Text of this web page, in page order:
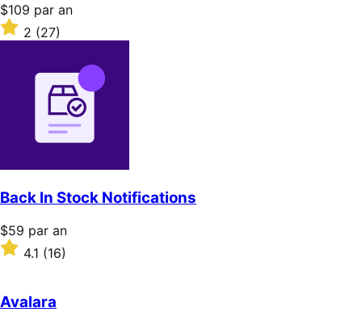
Prix
$109
par
$109 par an
Noté
2
5 étoiles
2 (27)
Back In Stock Notifications
Prix
$59
par
$59 par an
Noté
4.1
5 étoiles
4.1 (16)
Avalara